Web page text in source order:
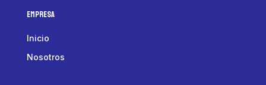
Empresa
Inicio
Nosotros